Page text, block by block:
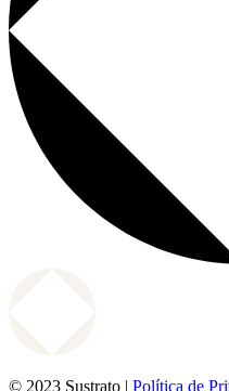
© 2023 Sustrato | Política de